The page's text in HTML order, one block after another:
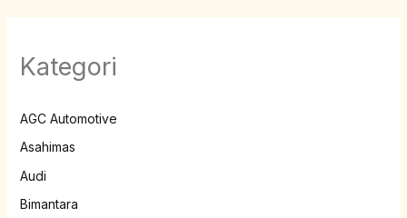
Kategori
AGC Automotive
Asahimas
Audi
Bimantara